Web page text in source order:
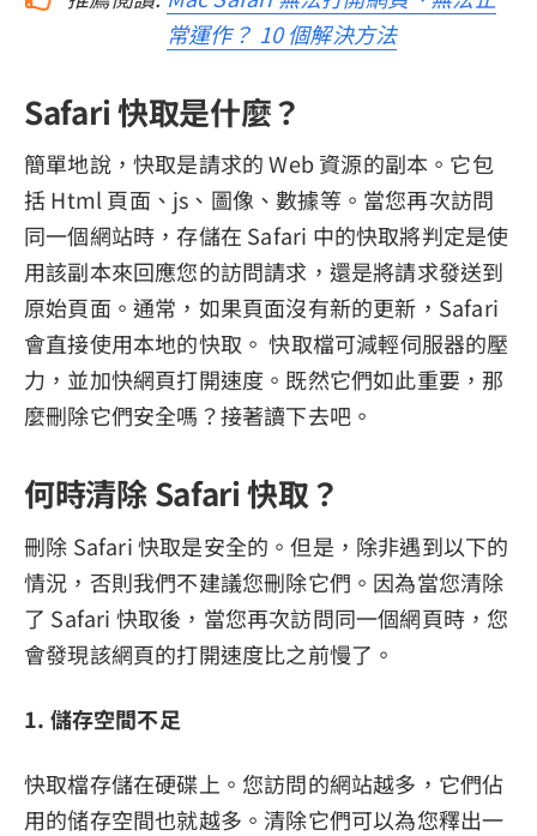
常運作？ 10 個解決方法
Safari 快取是什麼？
簡單地說，快取是請求的 Web 資源的副本。它包
括 Html 頁面、js、圖像、數據等。當您再次訪問
同一個網站時，存儲在 Safari 中的快取將判定是使
用該副本來回應您的訪問請求，還是將請求發送到
原始頁面。通常，如果頁面沒有新的更新，Safari
會直接使用本地的快取。 快取檔可減輕伺服器的壓
力，並加快網頁打開速度。既然它們如此重要，那
麼刪除它們安全嗎？接著讀下去吧。
何時清除 Safari 快取？
刪除 Safari 快取是安全的。但是，除非遇到以下的
情況，否則我們不建議您刪除它們。因為當您清除
了 Safari 快取後，當您再次訪問同一個網頁時，您
會發現該網頁的打開速度比之前慢了。
1. 儲存空間不足
快取檔存儲在硬碟上。您訪問的網站越多，它們佔
用的储存空間也就越多。清除它們可以為您釋出一